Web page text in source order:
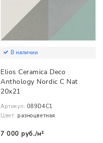
В наличии
Elios Ceramica Deco
Anthology Nordic C Nat
20x21
Артикул: 089D4C1
Цвет: разноцветная
7 000 руб./м²